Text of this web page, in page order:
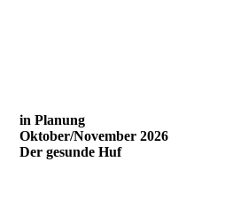
in Planung
Oktober/November 2026
Der gesunde Huf